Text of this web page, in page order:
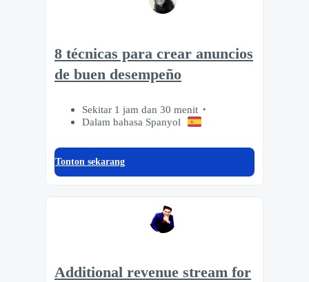
8 técnicas para crear anuncios
de buen desempeño
Sekitar 1 jam dan 30 menit
Dalam bahasa Spanyol
Tonton sekarang
Additional revenue stream for